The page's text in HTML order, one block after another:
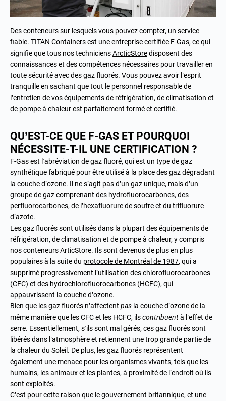
Des conteneurs sur lesquels vous pouvez compter, un service
fiable. TITAN Containers est une entreprise certifiée F-Gas, ce qui
signifie que tous nos techniciensArcticStoredisposent des
connaissances et des compétences nécessaires pour travailler en
toute sécurité avec des gaz fluorés. Vous pouvez avoir l’esprit
tranquille en sachant que tout le personnel responsable de
l’entretien de vos équipements de réfrigération, de climatisation et
de pompe à chaleur est parfaitement formé et certifié.
QU’EST-CE QUE F-GAS ET POURQUOI
NÉCESSITE-T-IL UNE CERTIFICATION ?
F-Gas est l’abréviation de gaz fluoré, qui est un type de gaz
synthétique fabriqué pour être utilisé à la place des gaz dégradant
la couche d’ozone. Il ne s’agit pas d’un gaz unique, mais d’un
groupe de gaz comprenant des hydrofluorocarbones, des
perfluorocarbones, de l’hexafluorure de soufre et du trifluorure
d’azote.
Les gaz fluorés sont utilisés dans la plupart des équipements de
réfrigération, de climatisation et de pompe à chaleur, y compris
nos conteneurs ArticStore. Ils sont devenus de plus en plus
populaires à la suite du protocole de Montréal de 1987, qui a
supprimé progressivement l’utilisation des chlorofluorocarbones
(CFC) et des hydrochlorofluorocarbones (HCFC), qui
appauvrissent la couche d’ozone.
Bien que les gaz fluorés n’affectent pas la couche d’ozone de la
même manière que les CFC et les HCFC, ilscontribuentà l’effet de
serre. Essentiellement, s’ils sont mal gérés, ces gaz fluorés sont
libérés dans l’atmosphère et retiennent une trop grande partie de
la chaleur du Soleil. De plus, les gaz fluorés représentent
également une menace pour les organismes vivants, tels que les
humains, les animaux et les plantes, à proximité de l’endroit où ils
sont exploités.
C’est pour cette raison que le gouvernement britannique, et une